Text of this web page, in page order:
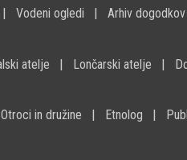
Vodeni ogledi Arhiv dogodkov
atelje Lončarski atelje
Otroci in družine Etnolog